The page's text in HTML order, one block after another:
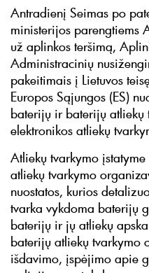
Antradienį Seimas po
ministerijos parengtiems
už aplinkos teršimą,
Administracinių
pakeitimais į Lietuvos
Europos Sąjungos (ES)
baterijų ir baterijų atliekų
elektronikos atliekų
Atliekų tvarkymo
atliekų tvarkymo
nuostatos, kurios
tvarka vykdoma baterijų
baterijų ir jų atliekų
baterijų atliekų tvarkymo
išdavimo, įspėjimo apie